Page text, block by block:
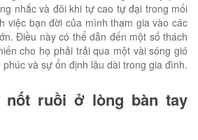
nhắc và đôi khi tự cao tự đại trong mối
việc bạn đời của mình tham gia vào các
Điều này có thể dẫn đến một số thách
cho họ phải trải qua một vài sóng gió
và sự ổn định lâu dài trong gia đình.
nốt ruồi ở lòng bàn tay